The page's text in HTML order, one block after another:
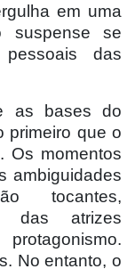
em uma
suspense se
das
as bases do
primeiro que o
Os momentos
ambiguidades
ão tocantes,
das atrizes
No entanto, o